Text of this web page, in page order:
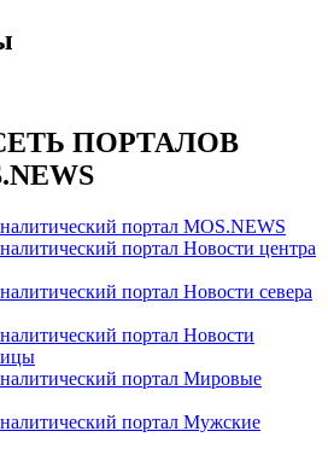
ПОРТАЛОВ
портал MOS.NEWS
портал Новости центра
портал Новости севера
портал Новости
портал Мировые
портал Мужские